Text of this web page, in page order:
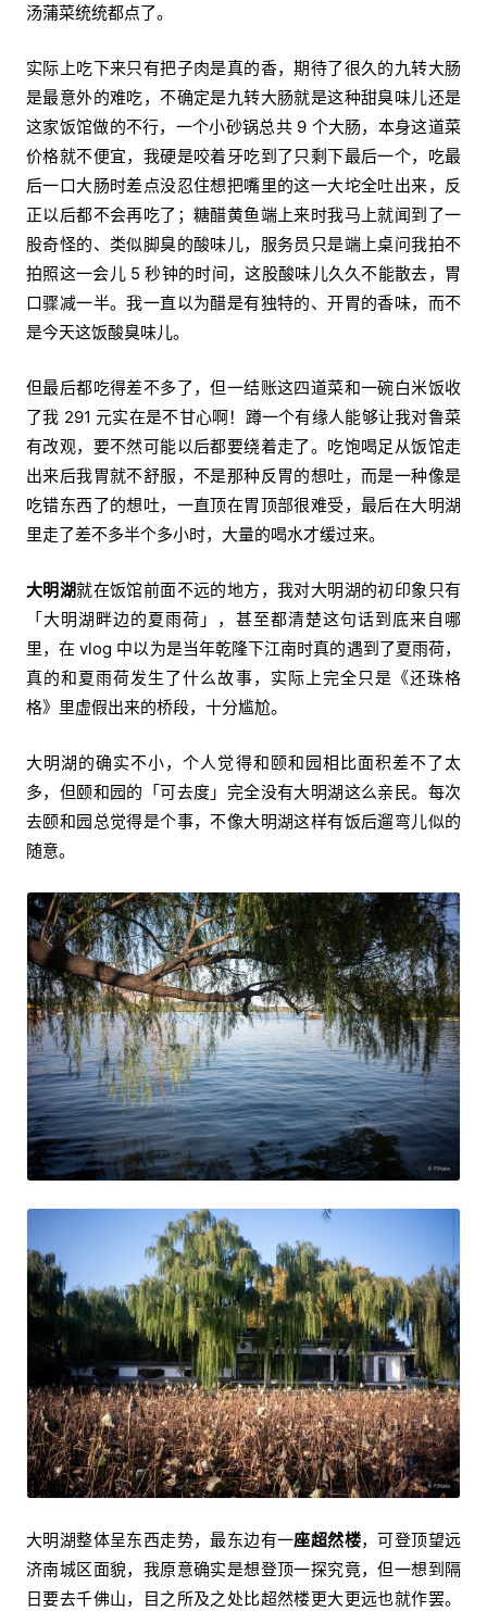
汤蒲菜统统都点了。
实际上吃下来只有把子肉是真的香，期待了很久的九转大肠
是最意外的难吃，不确定是九转大肠就是这种甜臭味儿还是
这家饭馆做的不行，一个小砂锅总共 9 个大肠，本身这道菜
价格就不便宜，我硬是咬着牙吃到了只剩下最后一个，吃最
后一口大肠时差点没忍住想把嘴里的这一大坨全吐出来，反
正以后都不会再吃了；糖醋黄鱼端上来时我马上就闻到了一
股奇怪的、类似脚臭的酸味儿，服务员只是端上桌问我拍不
拍照这一会儿 5 秒钟的时间，这股酸味儿久久不能散去，胃
口骤减一半。我一直以为醋是有独特的、开胃的香味，而不
是今天这饭酸臭味儿。
但最后都吃得差不多了，但一结账这四道菜和一碗白米饭收
了我 291 元实在是不甘心啊！蹲一个有缘人能够让我对鲁菜
有改观，要不然可能以后都要绕着走了。吃饱喝足从饭馆走
出来后我胃就不舒服，不是那种反胃的想吐，而是一种像是
吃错东西了的想吐，一直顶在胃顶部很难受，最后在大明湖
里走了差不多半个多小时，大量的喝水才缓过来。
大明湖就在饭馆前面不远的地方，我对大明湖的初印象只有
「大明湖畔边的夏雨荷」，甚至都清楚这句话到底来自哪
里，在 vlog 中以为是当年乾隆下江南时真的遇到了夏雨荷，
真的和夏雨荷发生了什么故事，实际上完全只是《还珠格
格》里虚假出来的桥段，十分尴尬。
大明湖的确实不小，个人觉得和颐和园相比面积差不了太
多，但颐和园的「可去度」完全没有大明湖这么亲民。每次
去颐和园总觉得是个事，不像大明湖这样有饭后遛弯儿似的
随意。
大明湖整体呈东西走势，最东边有一座超然楼，可登顶望远
济南城区面貌，我原意确实是想登顶一探究竟，但一想到隔
日要去千佛山，目之所及之处比超然楼更大更远也就作罢。